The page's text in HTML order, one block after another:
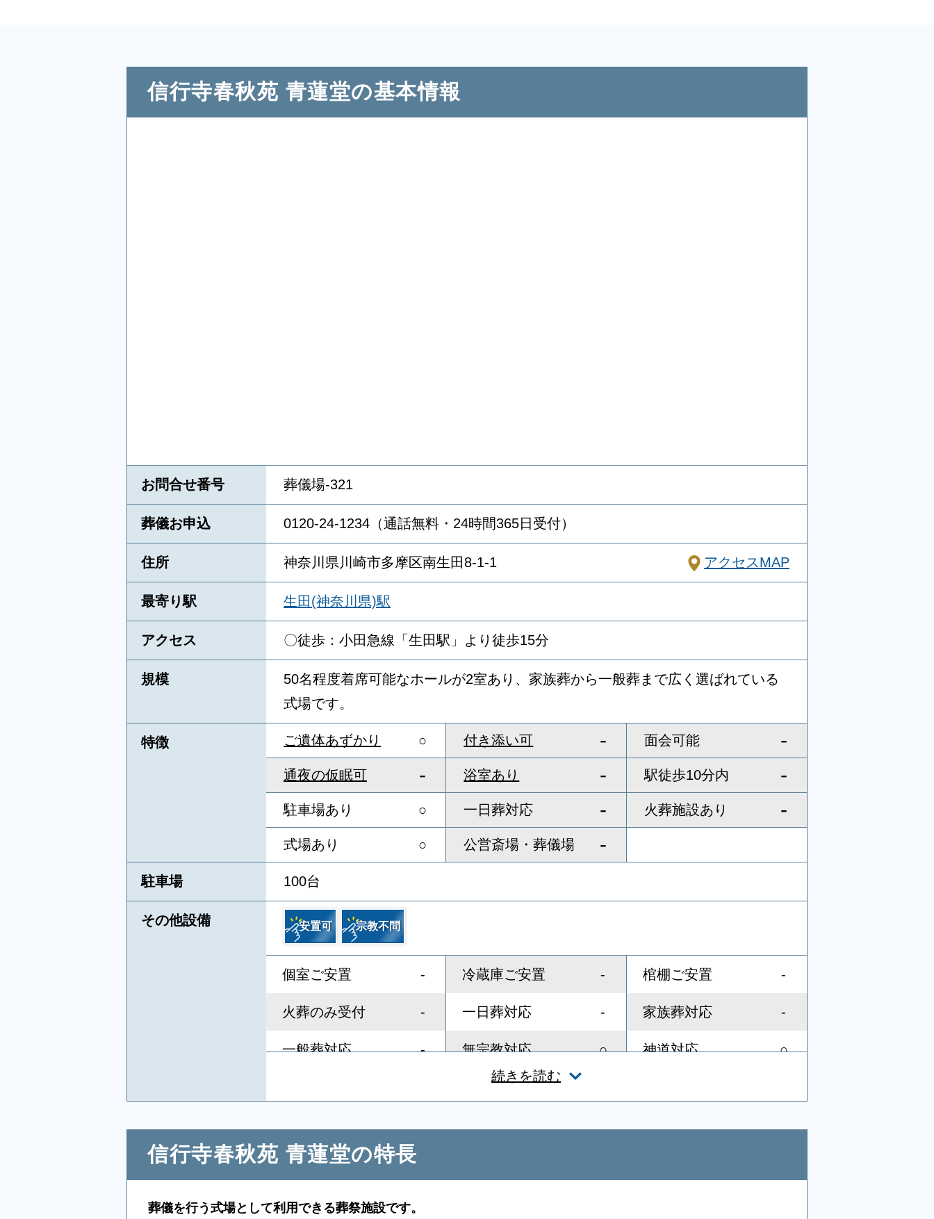
信行寺春秋苑 青蓮堂の基本情報
お問合せ番号 葬儀場-321
葬儀お申込 0120-24-1234（通話無料・24時間365日受付）
住所 神奈川県川崎市多摩区南生田8-1-1 アクセスMAP
最寄り駅 生田(神奈川県)駅
アクセス 〇徒歩：小田急線「生田駅」より徒歩15分
規模
50名程度着席可能なホールが2室あり、家族葬から一般葬まで広く選ばれている
式場です。
特徴 ご遺体あずかり ○ 付き添い可 - 面会可能 -
通夜の仮眠可 - 浴室あり - 駅徒歩10分内 -
駐車場あり ○ 一日葬対応 - 火葬施設あり -
式場あり ○ 公営斎場・葬儀場 -
駐車場 100台
その他設備 安置可 宗教不問
続きを読む
個室ご安置 - 冷蔵庫ご安置 - 棺棚ご安置 -
火葬のみ受付 - 一日葬対応 - 家族葬対応 -
一般葬対応 - 無宗教対応 ○ 神道対応 ○
友人葬対応
相談スペース
参列者控室
信行寺春秋苑 青蓮堂の特長
葬儀を行う式場として利用できる葬祭施設です。